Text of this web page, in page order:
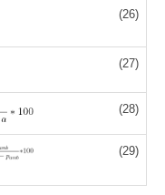
(26)
(27)
(28)
(29)